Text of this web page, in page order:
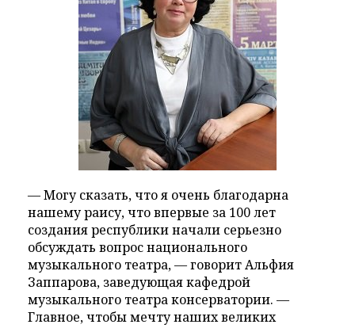
— Могу сказать, что я очень благодарна
нашему раису, что впервые за 100 лет
создания республики начали серьезно
обсуждать вопрос национального
музыкального театра, — говорит Альфия
Заппарова, заведующая кафедрой
музыкального театра консерватории. —
Главное, чтобы мечту наших великих